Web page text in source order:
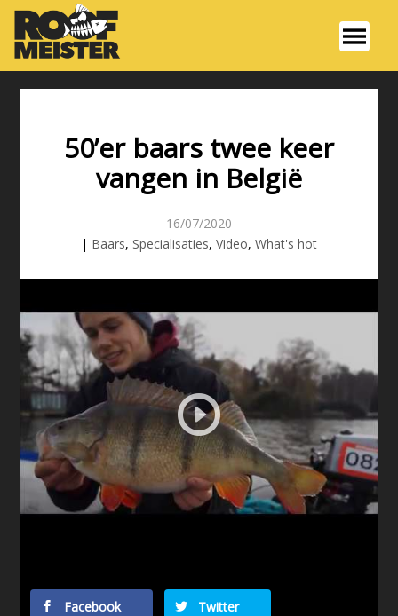
50’er baars twee keer
vangen in België
16/07/2020
| Baars, Specialisaties, Video, What's hot
Facebook Twitter